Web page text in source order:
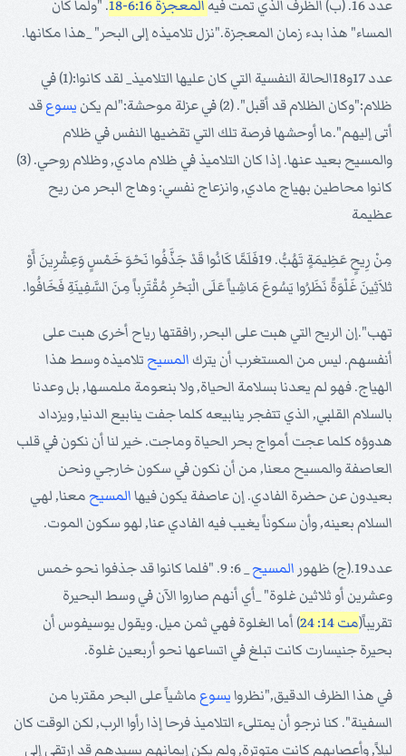
عدد 16. (ب) الظرف الذي تمت فيه المعجزة 6:16-18
. "ولما كان
المساء" هذا بدء زمان المعجزة."نزل تلاميذه إلى البحر" _هذا مكانها.
عدد 17و18الحالة النفسية التي كان عليها التلاميذ_ لقد كانوا:(1) في
ظلام:"وكان الظلام قد أقبل". (2) في عزلة موحشة:"لم يكن
يسوعقد
أتى إليهم".ما أوحشها فرصة تلك التي تقضيها النفس في ظلام
والمسيح بعيد عنها. إذا كان التلاميذ في ظلام مادي, وظلام روحي. (3)
كانوا محاطين بهياج مادي, وانزعاج نفسي: وهاج البحر من ريح
عظيمة
مِنْ رِيحٍ عَظِيمَةٍ تَهُبُّ. 19فَلَمَّا كَانُوا قَدْ جَذَّفُوا نَحْوَ خَمْسٍ وَعِشْرِينَ أَوْ
ثلاَثِينَ غَلْوَةً نَظَرُوا يَسُوعَ مَاشِياً عَلَى الْبَحْرِ مُقْتَرِباً مِنَ السَّفِينَةِ فَخَافُوا.
تهب".إن الريح التي هبت على البحر, رافقتها رياح أخرى هبت على
أنفسهم. ليس من المستغرب أن يترك المسيح تلاميذه وسط هذا
الهياج. فهو لم يعدنا بسلامة الحياة, ولا بنعومة ملمسها, بل وعدنا
بالسلام القلبي, الذي تتفجر ينابيعه كلما جفت ينابيع الدنيا, ويزداد
هدوؤه كلما عجت أمواج بحر الحياة وماجت. خير لنا أن نكون في قلب
العاصفة والمسيح معنا, من أن نكون في سكون خارجي ونحن
بعيدون عن حضرة الفادي. إن عاصفة يكون فيهاالمسيح معنا, لهي
السلام بعينه, وأن سكوناً يغيب فيه الفادي عنا, لهو سكون الموت.
عدد19.(ج) ظهور المسيح
_ 6: 9. "فلما كانوا قد جذفوا نحو خمس
وعشرين أو ثلاثين غلوة" _أي أنهم صاروا الآن في وسط البحيرة
تقريباً(مت 14: 24
) أما الغلوة فهي ثمن ميل. ويقول يوسيفوس أن
بحيرة جنيسارت كانت تبلغ في اتساعها نحو أربعين غلوة.
في هذا الظرف الدقيق,"نظروايسوع ماشياً على البحر مقتربا من
السفينة". كنا نرجو أن يمتلىء التلاميذ فرحا إذا رأوا الرب, لكن الوقت كان
ليلاً, وأعصابهم كانت متوترة, ولم يكن إيمانهم بسيدهم قد ارتقى إلى